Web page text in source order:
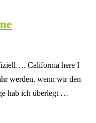
California here I
werden, wenn wir den
hab ich überlegt …